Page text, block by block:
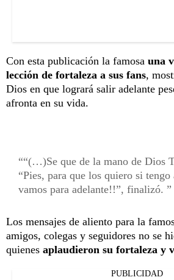
Con esta publicación la famosa una
lección de fortaleza a sus fans,
Dios en que logrará salir adelante
afronta en su vida.
“(…)Se que de la mano de Dios
“Pies, para que los quiero si tengo
vamos para adelante!!”, finalizó.
Los mensajes de aliento para la
amigos, colegas y seguidores no se
quienes aplaudieron su fortaleza y
PUBLICIDAD